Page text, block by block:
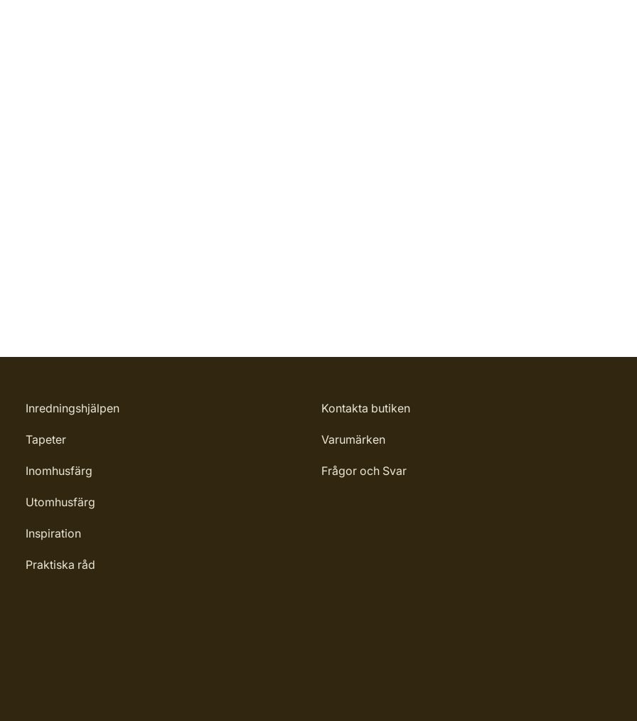
Inredningshjälpen
Tapeter
Inomhusfärg
Utomhusfärg
Inspiration
Praktiska råd
Kontakta butiken
Varumärken
Frågor och Svar